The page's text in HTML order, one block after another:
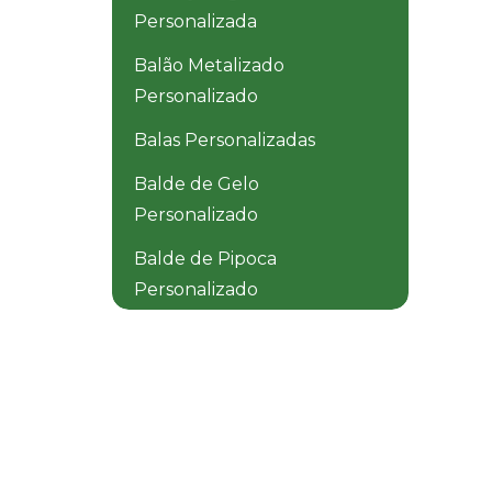
Personalizada
Balão Metalizado
Personalizado
Balas Personalizadas
Balde de Gelo
Personalizado
Balde de Pipoca
Personalizado